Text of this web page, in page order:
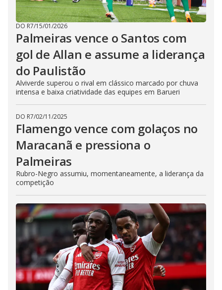
DO R7/15/01/2026
Palmeiras vence o Santos com
gol de Allan e assume a liderança
do Paulistão
Alviverde superou o rival em clássico marcado por chuva
intensa e baixa criatividade das equipes em Barueri
DO R7/02/11/2025
Flamengo vence com golaços no
Maracanã e pressiona o
Palmeiras
Rubro-Negro assumiu, momentaneamente, a liderança da
competição